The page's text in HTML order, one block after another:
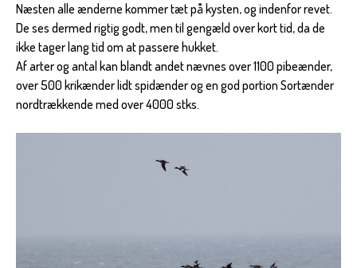
Næsten alle ænderne kommer tæt på kysten, og indenfor revet.
De ses dermed rigtig godt, men til gengæld over kort tid, da de
ikke tager lang tid om at passere hukket.
Af arter og antal kan blandt andet nævnes over 1100 pibeænder,
over 500 krikænder lidt spidænder og en god portion Sortænder
nordtrækkende med over 4000 stks.